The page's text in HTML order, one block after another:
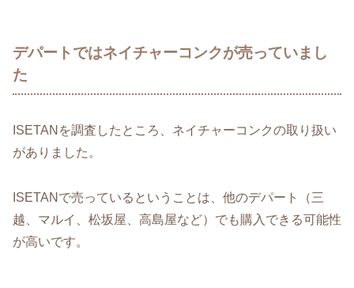
デパートではネイチャーコンクが売っていまし
た
ISETANを調査したところ、ネイチャーコンクの取り扱い
がありました。
ISETANで売っているということは、他のデパート（三
越、マルイ、松坂屋、高島屋など）でも購入できる可能性
が高いです。